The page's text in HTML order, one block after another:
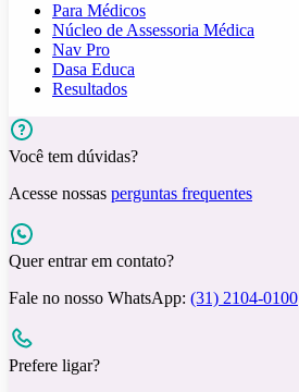
Para Médicos
Núcleo de Assessoria Médica
Nav Pro
Dasa Educa
Resultados
Você tem dúvidas?
Acesse nossas perguntas frequentes
Quer entrar em contato?
Fale no nosso WhatsApp: (31) 2104-0100
Prefere ligar?